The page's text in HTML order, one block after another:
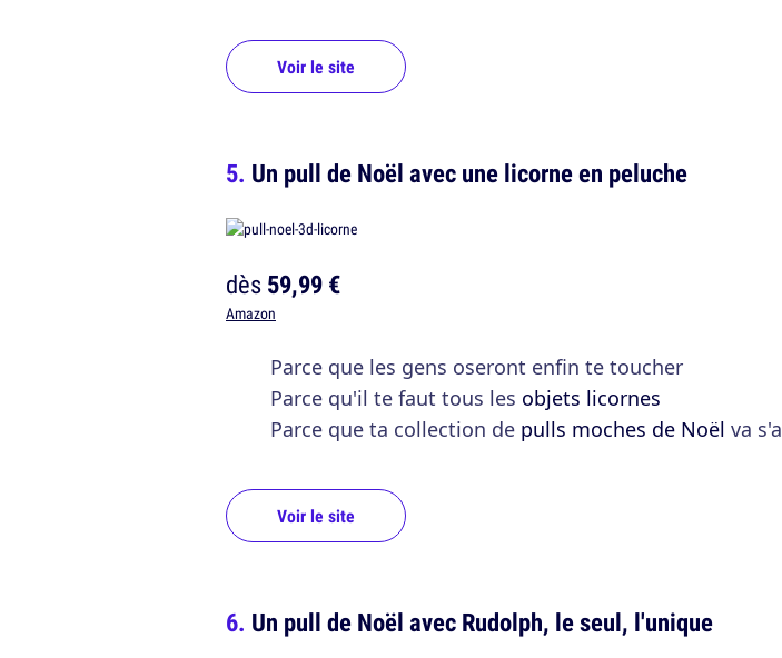
Voir le site
Un pull de Noël avec une licorne en peluche
dès59,99 €
Amazon
Parce que les gens oseront enfin te toucher
Parce qu'il te faut tous les objets licornes
Parce que ta collection de pulls moches de Noël va
Voir le site
Un pull de Noël avec Rudolph, le seul, l'unique